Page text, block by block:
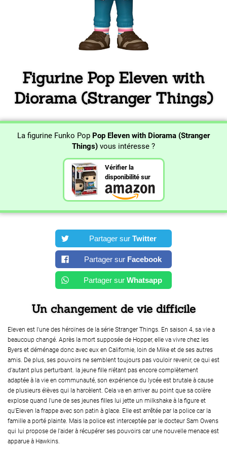
Figurine Pop Eleven with
Diorama (Stranger Things)
La figurine Funko Pop Pop Eleven with Diorama (Stranger
Things) vous intéresse ?
Vérifier la
disponibilité sur
Partager sur Twitter
Partager sur Facebook
Partager sur Whatsapp
Un changement de vie difficile
Eleven est l'une des héroïnes de la série Stranger Things. En saison 4, sa vie a
beaucoup changé. Après la mort supposée de Hopper, elle va vivre chez les
Byers et déménage donc avec eux en Californie, loin de Mike et de ses autres
amis. De plus, ses pouvoirs ne semblent toujours pas vouloir revenir, ce qui est
d'autant plus perturbant. la jeune fille n'étant pas encore complètement
adaptée à la vie en communauté, son expérience du lycée est brutale à cause
de plusieurs élèves qui la harcèlent. Cela va en arriver au point que sa colère
explose quand l'une de ses jeunes filles lui jette un milkshake à la figure et
qu'Eleven la frappe avec son patin à glace. Elle est arrêtée par la police car la
famille a porté plainte. Mais la police est interceptée par le docteur Sam Owens
qui lui propose de l'aider à récupérer ses pouvoirs car une nouvelle menace est
apparue à Hawkins.